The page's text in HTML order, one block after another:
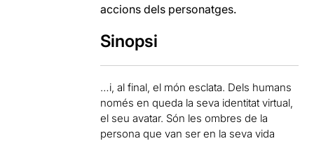
accions dels personatges.
Sinopsi
…i, al final, el món esclata. Dels humans
només en queda la seva identitat virtual,
el seu avatar. Són les ombres de la
persona que van ser en la seva vida